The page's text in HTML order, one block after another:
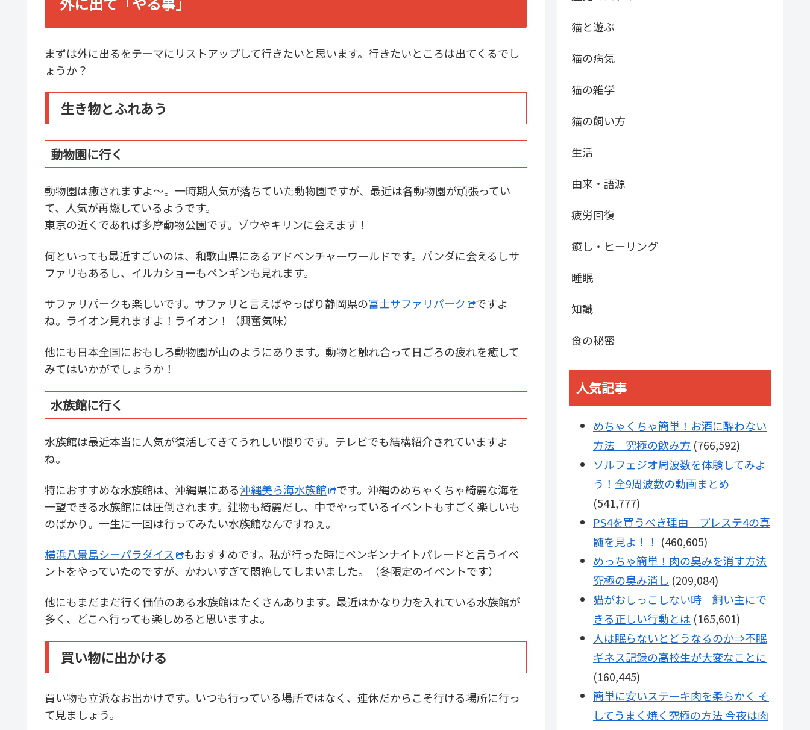
まずは外に出るをテーマにリストアップして行きたいと思います。行きたいところは出てくるでし
ょうか？
生き物とふれあう
動物園に行く
動物園は癒されますよ～。一時期人気が落ちていた動物園ですが、最近は各動物園が頑張ってい
て、人気が再燃しているようです。
東京の近くであれば多摩動物公園です。ゾウやキリンに会えます！
何といっても最近すごいのは、和歌山県にあるアドベンチャーワールドです。パンダに会えるしサ
ファリもあるし、イルカショーもペンギンも見れます。
サファリパークも楽しいです。サファリと言えばやっぱり静岡県の富士サファリパーク
ですよ
ね。ライオン見れますよ！ライオン！（興奮気味）
他にも日本全国におもしろ動物園が山のようにあります。動物と触れ合って日ごろの疲れを癒して
みてはいかがでしょうか！
水族館に行く
水族館は最近本当に人気が復活してきてうれしい限りです。テレビでも結構紹介されていますよ
ね。
特におすすめな水族館は、沖縄県にある沖縄美ら海水族館
です。沖縄のめちゃくちゃ綺麗な海を
一望できる水族館には圧倒されます。建物も綺麗だし、中でやっているイベントもすごく楽しいも
のばかり。一生に一回は行ってみたい水族館なんですねぇ。
横浜八景島シーパラダイス
もおすすめです。私が行った時にペンギンナイトパレードと言うイベ
ントをやっていたのですが、かわいすぎて悶絶してしまいました。（冬限定のイベントです）
他にもまだまだ行く価値のある水族館はたくさんあります。最近はかなり力を入れている水族館が
多く、どこへ行っても楽しめると思いますよ。
買い物に出かける
買い物も立派なお出かけです。いつも行っている場所ではなく、連休だからこそ行ける場所に行っ
て見ましょう。
猫と遊ぶ
猫の病気
猫の雑学
猫の飼い方
生活
由来・語源
疲労回復
癒し・ヒーリング
睡眠
知識
食の秘密
人気記事
めちゃくちゃ簡単！お酒に酔わない
方法 究極の飲み方 (766,592)
ソルフェジオ周波数を体験してみよ
う！全9周波数の動画まとめ
(541,777)
PS4を買うべき理由 プレステ4の真
髄を見よ！！ (460,605)
めっちゃ簡単！肉の臭みを消す方法
究極の臭み消し (209,084)
猫がおしっこしない時 飼い主にで
きる正しい行動とは (165,601)
人は眠らないとどうなるのか⇒不眠
ギネス記録の高校生が大変なことに
(160,445)
簡単に安いステーキ肉を柔らかく そ
してうまく焼く究極の方法 今夜は肉